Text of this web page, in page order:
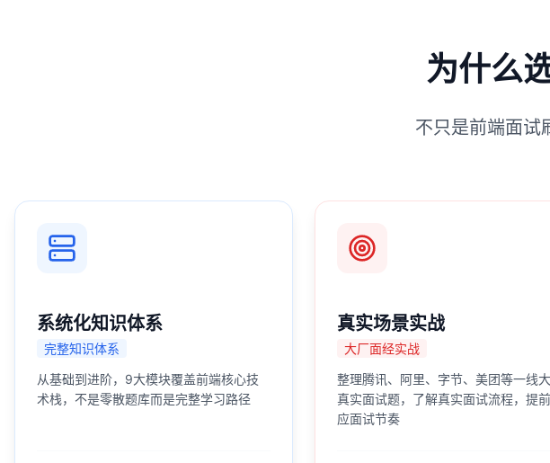
为什么
不只是前端面试
系统化知识体系
完整知识体系
从基础到进阶，9大模块覆盖前端核心技
术栈，不是零散题库而是完整学习路径
真实场景实战
大厂面经实战
整理腾讯、阿里、字节、美团等一线
真实面试题，了解真实面试流程，提
应面试节奏